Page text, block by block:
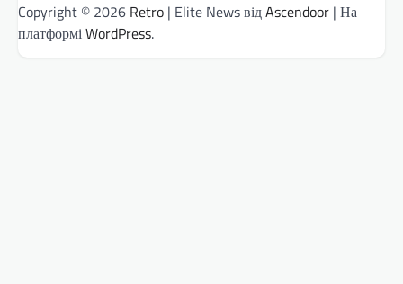
Copyright © 2026 Retro | Elite News відAscendoor | На
платформіWordPress.